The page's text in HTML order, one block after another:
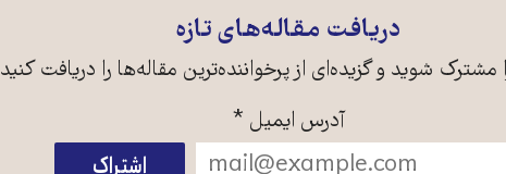
دریافت مقاله‌های تازه
مشترک شوید و گزیده‌ای از پرخواننده‌ترین مقاله‌ها را دریافت کنید
آدرس ایمیل *